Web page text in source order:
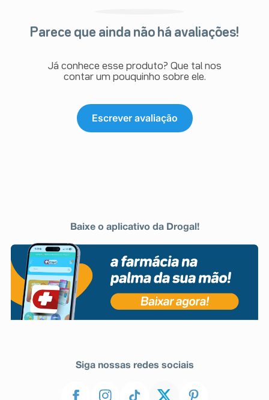
Parece que ainda não há avaliações!
Já conhece esse produto? Que tal nos
contar um pouquinho sobre ele.
Escrever avaliação
Baixe o aplicativo da Drogal!
Siga nossas redes sociais